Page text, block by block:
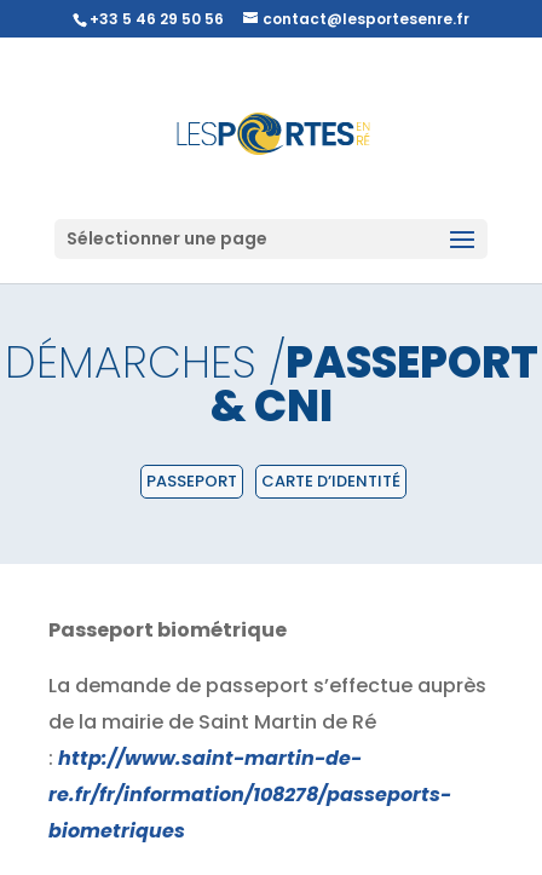
+33 5 46 29 50 56 contact@lesportesenre.fr
Sélectionner une page
DÉMARCHES /PASSEPORT
& CNI
PASSEPORT CARTE D’IDENTITÉ
Passeport biométrique
La demande de passeport s’effectue auprès
de la mairie de Saint Martin de Ré
: http://www.saint-martin-de-
re.fr/fr/information/108278/passeports-
biometriques